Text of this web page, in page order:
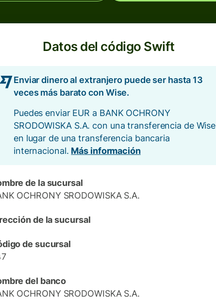
Datos del código Swift
Enviar dinero al extranjero puede ser hasta 13
veces más barato con Wise.
Puedes enviar EUR a BANK OCHRONY
SRODOWISKA S.A. con una transferencia de Wise
en lugar de una transferencia bancaria
internacional. Más información
de la sucursal
OCHRONY SRODOWISKA S.A.
de la sucursal
de sucursal
del banco
OCHRONY SRODOWISKA S.A.